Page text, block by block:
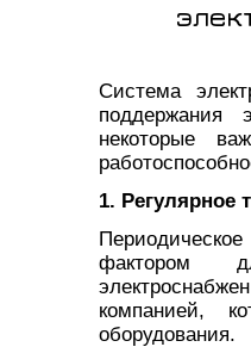
Система
поддержания
некоторые
1. Регулярное
фактором
компанией,
оборудования.